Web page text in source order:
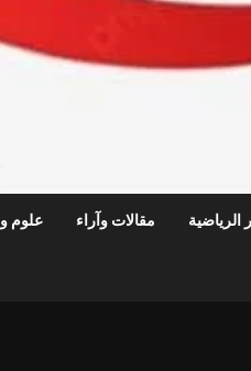
الرياضية مقالات وآراء علوم